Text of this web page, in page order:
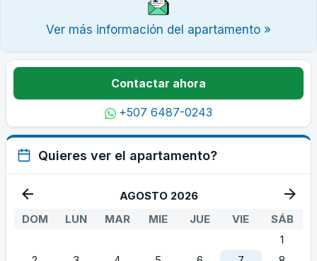
Ver más información del apartamento »
Contactar ahora
+507 6487-0243
Quieres ver el apartamento?
AGOSTO 2026
DOM
LUN MAR MIE JUE VIE
SÁB
1